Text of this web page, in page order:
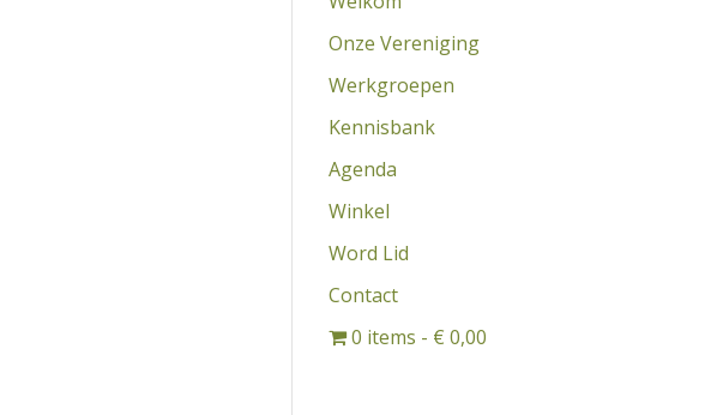
Onze Vereniging
Werkgroepen
Kennisbank
Agenda
Winkel
Word Lid
Contact
0 items
€ 0,00